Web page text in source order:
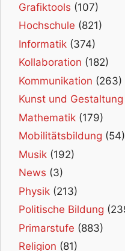
Grafiktools (107)
Hochschule (821)
Informatik (374)
Kollaboration (182)
Kommunikation (263)
Kunst und Gestaltung
Mathematik (179)
Mobilitätsbildung (54)
Musik (192)
News (3)
Physik (213)
Politische Bildung
Primarstufe (883)
Religion (81)